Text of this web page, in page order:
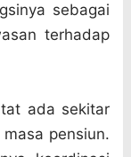
sebagai
terhadap
ada sekitar
pensiun.